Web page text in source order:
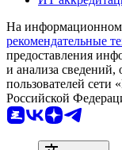
На информационном
рекомендательные
предоставления
и анализа
пользователей сети
Российской